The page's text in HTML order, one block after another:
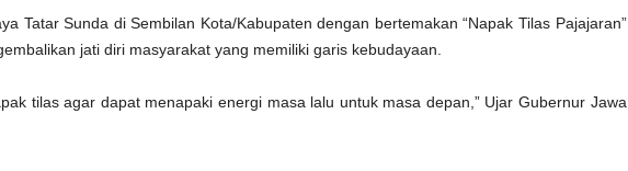
Tatar Sunda di Sembilan Kota/Kabupaten dengan bertemakan “Napak Tilas Pajajaran”
jati diri masyarakat yang memiliki garis kebudayaan.
tilas agar dapat menapaki energi masa lalu untuk masa depan,” Ujar Gubernur Jawa